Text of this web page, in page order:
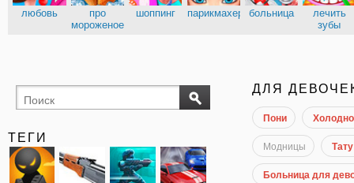
любовь
про
мороженое
шоппинг парикмахерскиебольница
лечить
зубы
ТЕГИ
ДЛЯ
Пони
Модницы
Больница для